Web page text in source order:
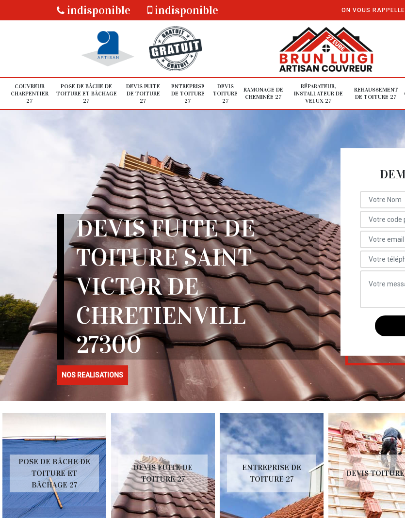
indisponible indisponible ON VOUS
COUVREUR
CHARPENTIER
27
POSE DE BÂCHE DE
TOITURE ET BÂCHAGE
27
DEVIS FUITE
DE TOITURE
27
ENTREPRISE
DE TOITURE
27
DEVIS
TOITURE
27
RAMONAGE DE
CHEMINÉE 27
RÉPARATEUR,
INSTALLATEUR DE
VELUX 27
REHAUSSEMENT
DE TOITURE 27
DEVIS FUITE DE
TOITURE SAINT
VICTOR DE
CHRETIENVILL
27300
NOS REALISATIONS
POSE DE BÂCHE DE
TOITURE ET
BÂCHAGE 27
DEVIS FUITE DE
TOITURE 27
ENTREPRISE DE
TOITURE 27
DEVIS